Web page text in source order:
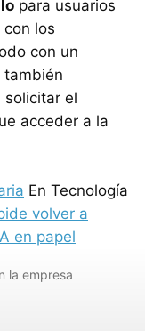
para usuarios
los
con un
también
solicitar el
acceder a la
En Tecnología
volver a
en papel
la empresa